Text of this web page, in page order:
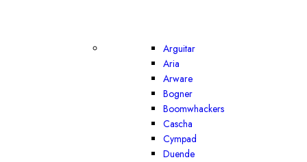
Arguitar
Aria
Arware
Bogner
Boomwhackers
Cascha
Cympad
Duende